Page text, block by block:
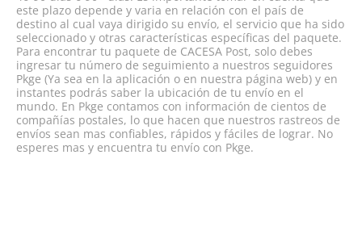
este plazo depende y varia en relación con el país de
destino al cual vaya dirigido su envío, el servicio que ha sido
seleccionado y otras características específicas del paquete.
Para encontrar tu paquete de CACESA Post, solo debes
ingresar tu número de seguimiento a nuestros seguidores
Pkge (Ya sea en la aplicación o en nuestra página web) y en
instantes podrás saber la ubicación de tu envío en el
mundo. En Pkge contamos con información de cientos de
compañías postales, lo que hacen que nuestros rastreos de
envíos sean mas confiables, rápidos y fáciles de lograr. No
esperes mas y encuentra tu envío con Pkge.